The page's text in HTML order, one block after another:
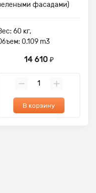
фасадами)
60 кг,
0.109 m3
14 610 ₽
В корзину